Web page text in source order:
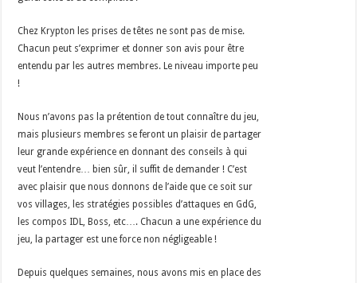
Chez Krypton les prises de têtes ne sont pas de mise.
Chacun peut s’exprimer et donner son avis pour être
entendu par les autres membres. Le niveau importe peu
!
Nous n’avons pas la prétention de tout connaître du jeu,
mais plusieurs membres se feront un plaisir de partager
leur grande expérience en donnant des conseils à qui
veut l’entendre… bien sûr, il suffit de demander ! C’est
avec plaisir que nous donnons de l’aide que ce soit sur
vos villages, les stratégies possibles d’attaques en GdG,
les compos IDL, Boss, etc…. Chacun a une expérience du
jeu, la partager est une force non négligeable !
Depuis quelques semaines, nous avons mis en place des